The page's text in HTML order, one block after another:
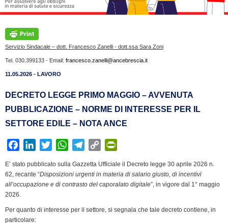
Servizio Sindacale – dott. Francesco Zanelli - dott.ssa Sara Zoni
Tel. 030.399133 - Email: francesco.zanelli@ancebrescia.it
11.05.2026 - LAVORO
DECRETO LEGGE PRIMO MAGGIO – AVVENUTA
PUBBLICAZIONE – NORME DI INTERESSE PER IL
SETTORE EDILE – NOTA ANCE
c
e
o
n
k
d
I
i
t
W
a
t
l
e
C
p
y
i
n
E’ stato pubblicato sulla Gazzetta Ufficiale il Decreto legge 30 aprile 2026 n.
62, recante “Disposizioni urgenti in materia di salario giusto, di incentivi
all’occupazione e di contrasto del caporalato digitale”, in vigore dal 1° maggio
2026.
Per quanto di interesse per il settore, si segnala che tale decreto contiene, in
particolare: